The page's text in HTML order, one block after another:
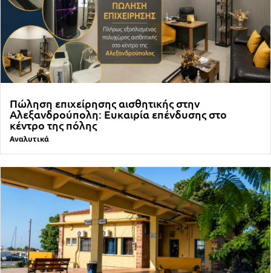
Πώληση επιχείρησης αισθητικής στην
Αλεξανδρούπολη: Ευκαιρία επένδυσης στο
κέντρο της πόλης
Αναλυτικά